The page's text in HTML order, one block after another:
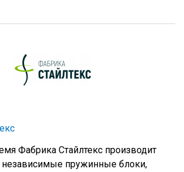
Фабрика Стайлтекс производит
независимые пружинные блоки,